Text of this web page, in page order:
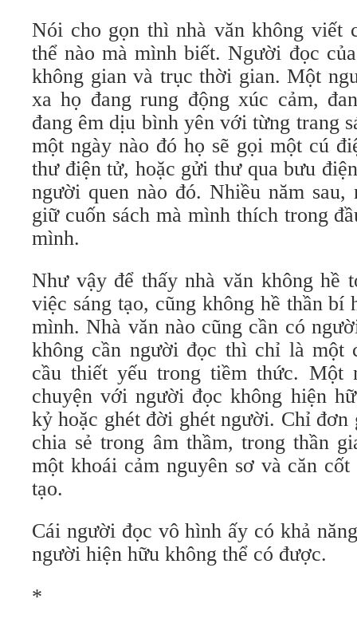
Nói cho gọn thì nhà văn không viết
thể nào mà mình biết. Người đọc
không gian và trục thời gian. Một
xa họ đang rung động xúc cảm,
đang êm dịu bình yên với từng trang
một ngày nào đó họ sẽ gọi một cú
thư điện tử, hoặc gửi thư qua bưu
người quen nào đó. Nhiều năm
giữ cuốn sách mà mình thích trong
mình.
Như vậy để thấy nhà văn không hề
việc sáng tạo, cũng không hề thần bí
mình. Nhà văn nào cũng cần có
không cần người đọc thì chỉ là một
cầu thiết yếu trong tiềm thức. Một
chuyện với người đọc không hiện
kỷ hoặc ghét đời ghét người. Chỉ đơn
chia sẻ trong âm thầm, trong thần
một khoái cảm nguyên sơ và căn
tạo.
Cái người đọc vô hình ấy có khả
người hiện hữu không thể có được.
*